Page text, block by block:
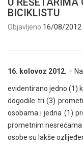
BICIKLISTU
Objavljeno 16/08/2012
16. kolovoz 2012. –
evidentirano jedno (1)
dogodile tri (3)
osobama i jedna (1)
prometnim nesrećama
osobe su lakše